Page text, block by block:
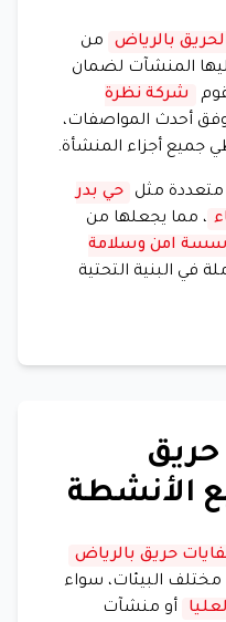
بالرياض
من
المنشآت لضمان
شركة نظرة
أحدث المواصفات،
جميع أجزاء المنشأة.
مثل
حي بدر
، مما يجعلها من
امن وسلامة
في البنية التحتية
حريق
الأنشطة
حريق بالرياض
البيئات، سواء
أو منشآت